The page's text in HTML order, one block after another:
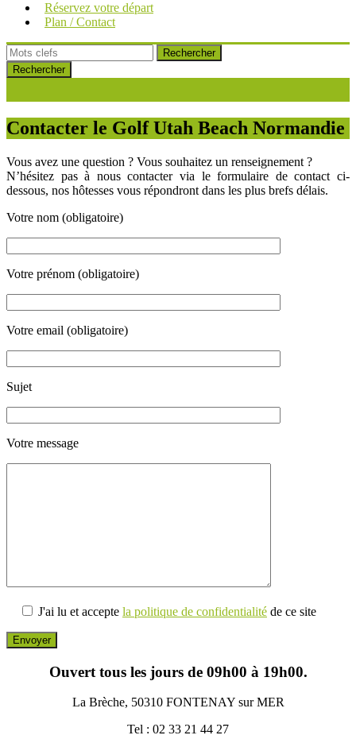
Réservez votre départ
Plan / Contact
Rechercher
Contacter le Golf Utah Beach Normandie
Vous avez une question ? Vous souhaitez un renseignement ?
N’hésitez pas à nous contacter via le formulaire de contact ci-
dessous, nos hôtesses vous répondront dans les plus brefs délais.
Votre nom (obligatoire)
Votre prénom (obligatoire)
Votre email (obligatoire)
Sujet
Votre message
J'ai lu et accepte la politique de confidentialité de ce site
Ouvert tous les jours de 09h00 à 19h00.
La Brèche, 50310 FONTENAY sur MER
Tel : 02 33 21 44 27